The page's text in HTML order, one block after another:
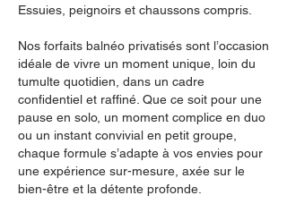
Essuies, peignoirs et chaussons compris.
Nos forfaits balnéo privatisés sont l’occasion
idéale de vivre un moment unique, loin du
tumulte quotidien, dans un cadre
confidentiel et raffiné. Que ce soit pour une
pause en solo, un moment complice en duo
ou un instant convivial en petit groupe,
chaque formule s’adapte à vos envies pour
une expérience sur-mesure, axée sur le
bien-être et la détente profonde.